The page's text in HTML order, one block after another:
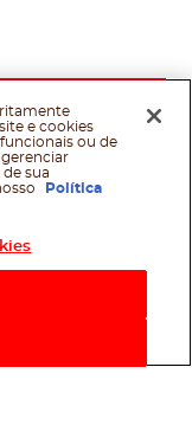
e cookies
ou de
sua
Política